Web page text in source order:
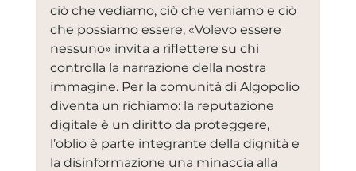
ciò che vediamo, ciò che veniamo e ciò
che possiamo essere, «Volevo essere
nessuno» invita a riflettere su chi
controlla la narrazione della nostra
immagine. Per la comunità di Algopolio
diventa un richiamo: la reputazione
digitale è un diritto da proteggere,
l’oblio è parte integrante della dignità e
la disinformazione una minaccia alla